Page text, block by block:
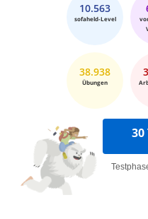
10.563
sofaheld-Level
38.938
Übungen
30